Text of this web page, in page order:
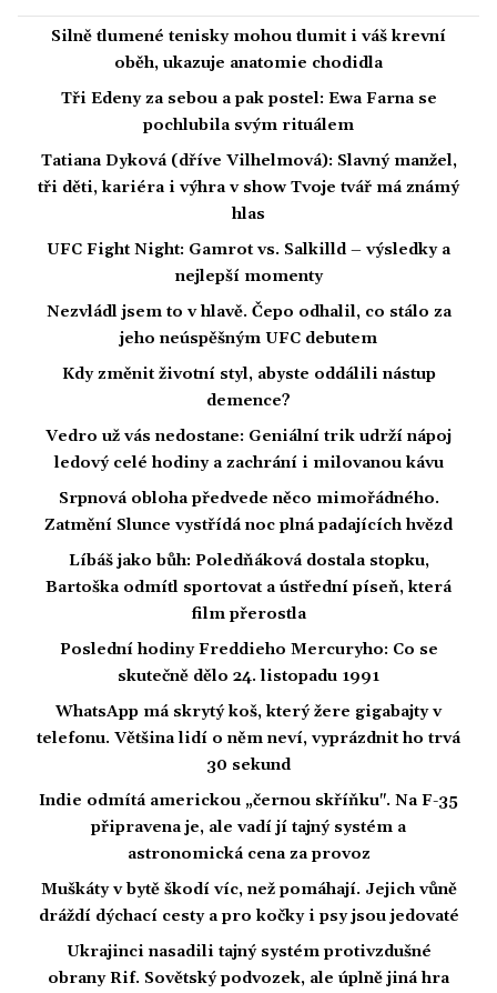
Silně tlumené tenisky mohou tlumit i váš krevní
oběh, ukazuje anatomie chodidla
Tři Edeny za sebou a pak postel: Ewa Farna se
pochlubila svým rituálem
Tatiana Dyková (dříve Vilhelmová): Slavný manžel,
tři děti, kariéra i výhra v show Tvoje tvář má známý
hlas
UFC Fight Night: Gamrot vs. Salkilld – výsledky a
nejlepší momenty
Nezvládl jsem to v hlavě. Čepo odhalil, co stálo za
jeho neúspěšným UFC debutem
Kdy změnit životní styl, abyste oddálili nástup
demence?
Vedro už vás nedostane: Geniální trik udrží nápoj
ledový celé hodiny a zachrání i milovanou kávu
Srpnová obloha předvede něco mimořádného.
Zatmění Slunce vystřídá noc plná padajících hvězd
Líbáš jako bůh: Poledňáková dostala stopku,
Bartoška odmítl sportovat a ústřední píseň, která
film přerostla
Poslední hodiny Freddieho Mercuryho: Co se
skutečně dělo 24. listopadu 1991
WhatsApp má skrytý koš, který žere gigabajty v
telefonu. Většina lidí o něm neví, vyprázdnit ho trvá
30 sekund
Indie odmítá americkou „černou skříňku". Na F-35
připravena je, ale vadí jí tajný systém a
astronomická cena za provoz
Muškáty v bytě škodí víc, než pomáhají. Jejich vůně
dráždí dýchací cesty a pro kočky i psy jsou jedovaté
Ukrajinci nasadili tajný systém protivzdušné
obrany Rif. Sovětský podvozek, ale úplně jiná hra